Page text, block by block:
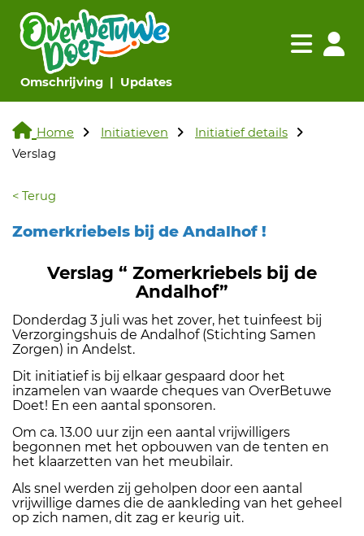
Omschrijving(huidige pagina)
Updates(huidige pagina)
Navigatie
Home Initiatieven
Initiatief details
Verslag
< Terug
Zomerkriebels bij de Andalhof !
Verslag “ Zomerkriebels bij de
Andalhof”
Donderdag 3 juli was het zover, het tuinfeest bij
Verzorgingshuis de Andalhof (Stichting Samen
Zorgen) in Andelst.
Dit initiatief is bij elkaar gespaard door het
inzamelen van waarde cheques van OverBetuwe
Doet! En een aantal sponsoren.
Om ca. 13.00 uur zijn een aantal vrijwilligers
begonnen met het opbouwen van de tenten en
het klaarzetten van het meubilair.
Als snel werden zij geholpen door een aantal
vrijwillige dames die de aankleding van het geheel
op zich namen, dit zag er keurig uit.